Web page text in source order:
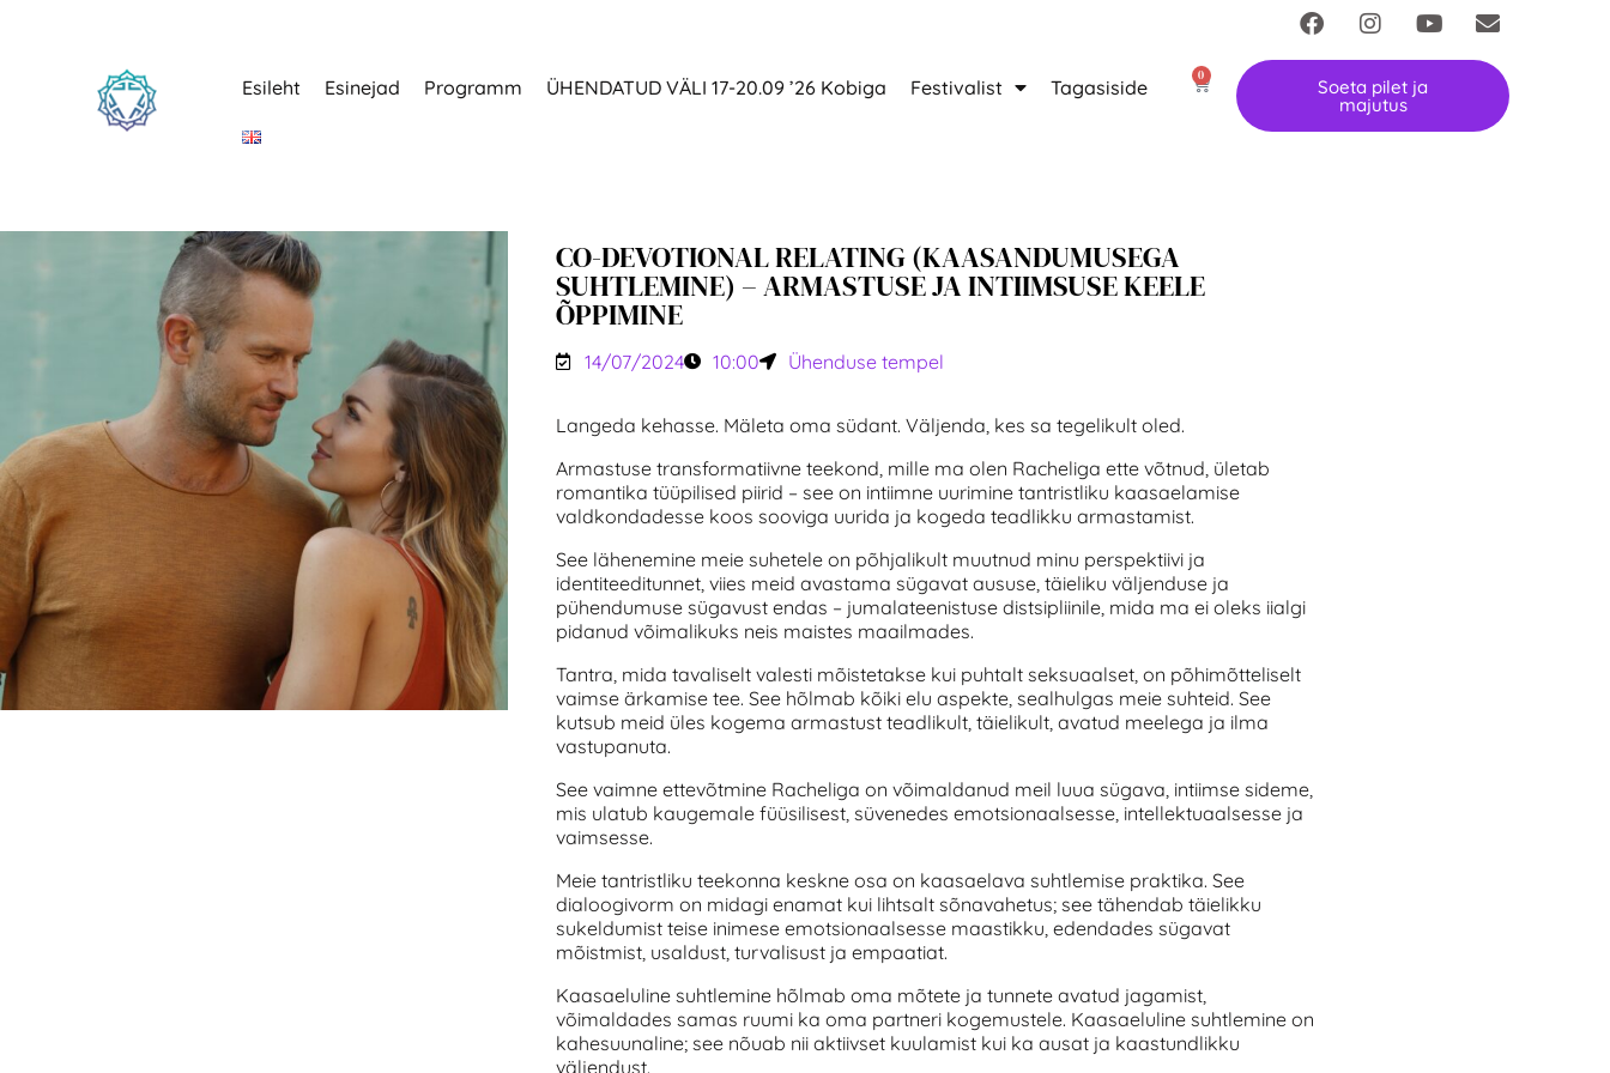
Esileht Esinejad Programm ÜHENDATUD VÄLI 17-20.09 ’26 Kobiga Festivalist Tagasiside
0
Soeta pilet ja
majutus
CO-DEVOTIONAL RELATING (KAASANDUMUSEGA
SUHTLEMINE) – ARMASTUSE JA INTIIMSUSE KEELE
ÕPPIMINE
14/07/2024 10:00 Ühenduse tempel
Langeda kehasse. Mäleta oma südant. Väljenda, kes sa tegelikult oled.
Armastuse transformatiivne teekond, mille ma olen Racheliga ette võtnud, ületab
romantika tüüpilised piirid – see on intiimne uurimine tantristliku kaasaelamise
valdkondadesse koos sooviga uurida ja kogeda teadlikku armastamist.
See lähenemine meie suhetele on põhjalikult muutnud minu perspektiivi ja
identiteeditunnet, viies meid avastama sügavat aususe, täieliku väljenduse ja
pühendumuse sügavust endas – jumalateenistuse distsipliinile, mida ma ei oleks iialgi
pidanud võimalikuks neis maistes maailmades.
Tantra, mida tavaliselt valesti mõistetakse kui puhtalt seksuaalset, on põhimõtteliselt
vaimse ärkamise tee. See hõlmab kõiki elu aspekte, sealhulgas meie suhteid. See
kutsub meid üles kogema armastust teadlikult, täielikult, avatud meelega ja ilma
vastupanuta.
See vaimne ettevõtmine Racheliga on võimaldanud meil luua sügava, intiimse sideme,
mis ulatub kaugemale füüsilisest, süvenedes emotsionaalsesse, intellektuaalsesse ja
vaimsesse.
Meie tantristliku teekonna keskne osa on kaasaelava suhtlemise praktika. See
dialoogivorm on midagi enamat kui lihtsalt sõnavahetus; see tähendab täielikku
sukeldumist teise inimese emotsionaalsesse maastikku, edendades sügavat
mõistmist, usaldust, turvalisust ja empaatiat.
Kaasaeluline suhtlemine hõlmab oma mõtete ja tunnete avatud jagamist,
võimaldades samas ruumi ka oma partneri kogemustele. Kaasaeluline suhtlemine on
kahesuunaline; see nõuab nii aktiivset kuulamist kui ka ausat ja kaastundlikku
väljendust.